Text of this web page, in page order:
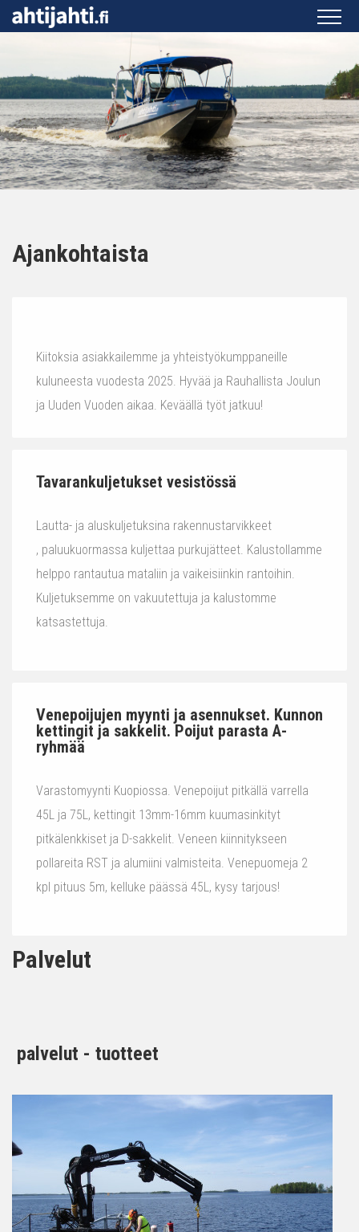
Ajankohtaista
Kiitoksia asiakkailemme ja yhteistyökumppaneille
kuluneesta vuodesta 2025. Hyvää ja Rauhallista Joulun
ja Uuden Vuoden aikaa. Keväällä työt jatkuu!
Tavarankuljetukset vesistössä
Lautta- ja aluskuljetuksina rakennustarvikkeet
, paluukuormassa kuljettaa purkujätteet. Kalustollamme
helppo rantautua mataliin ja vaikeisiinkin rantoihin.
Kuljetuksemme on vakuutettuja ja kalustomme
katsastettuja.
Venepoijujen myynti ja asennukset. Kunnon
kettingit ja sakkelit. Poijut parasta A-
ryhmää
Varastomyynti Kuopiossa. Venepoijut pitkällä varrella
45L ja 75L, kettingit 13mm-16mm kuumasinkityt
pitkälenkkiset ja D-sakkelit. Veneen kiinnitykseen
pollareita RST ja alumiini valmisteita. Venepuomeja 2
kpl pituus 5m, kelluke päässä 45L, kysy tarjous!
Palvelut
palvelut - tuotteet